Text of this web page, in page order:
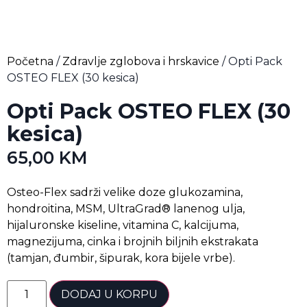
Početna / Zdravlje zglobova i hrskavice / Opti Pack
OSTEO FLEX (30 kesica)
Opti Pack OSTEO FLEX (30
kesica)
65,00 KM
Osteo-Flex sadrži velike doze glukozamina,
hondroitina, MSM, UltraGrad® lanenog ulja,
hijaluronske kiseline, vitamina C, kalcijuma,
magnezijuma, cinka i brojnih biljnih ekstrakata
(tamjan, đumbir, šipurak, kora bijele vrbe).
DODAJ U KORPU